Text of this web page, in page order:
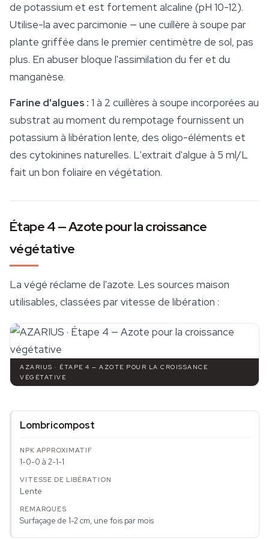
de potassium et est fortement alcaline (pH 10-12).
Utilise-la avec parcimonie — une cuillère à soupe par
plante griffée dans le premier centimètre de sol, pas
plus. En abuser bloque l'assimilation du fer et du
manganèse.
Farine d'algues : 1 à 2 cuillères à soupe incorporées au
substrat au moment du rempotage fournissent un
potassium à libération lente, des oligo-éléments et
des cytokinines naturelles. L'extrait d'algue à 5 ml/L
fait un bon foliaire en végétation.
Étape 4 — Azote pour la croissance
végétative
La végé réclame de l'azote. Les sources maison
utilisables, classées par vitesse de libération :
AZARIUS · ÉTAPE 4 — AZOTE POUR LA CROISSANCE
VÉGÉTATIVE
Lombricompost
1-0-0 à 2-1-1
Lente
Surfaçage de 1-2 cm, une fois par mois